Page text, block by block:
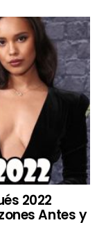
2022
Antes y